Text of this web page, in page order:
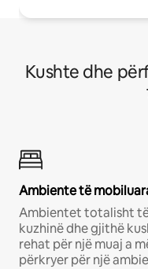
Kushte dhe
Ambiente të
Ambientet totalisht
kuzhinë dhe gjithë
rehat për një muaj a
përkryer për një